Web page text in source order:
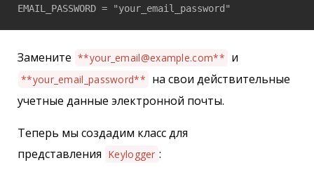
EMAIL_PASSWORD = "your_email_password"
Замените **your_email@example.com** и
**your_email_password** на свои действительные
учетные данные электронной почты.
Теперь мы создадим класс для
представления Keylogger :